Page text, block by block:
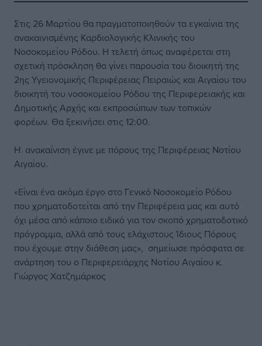
Στις 26 Μαρτίου θα πραγματοποιηθούν τα εγκαίνια της
ανακαινισμένης Καρδιολογικής Κλινικής του
Νοσοκομείου Ρόδου. Η τελετή όπως αναφέρεται στη
σχετική πρόσκληση θα γίνει παρουσία του διοικητή της
2ης Υγειονομικής Περιφέρειας Πειραιώς και Αιγαίου του
διοικητή του νοσοκομείου Ρόδου της Περιφερειακής και
Δημοτικής Αρχής και εκπροσώπων των τοπικών
φορέων. Θα ξεκινήσει στις 12:00.
Η ανακαίνιση έγινε με πόρους της Περιφέρειας Νοτίου
Αιγαίου.
«Είναι ένα ακόμα έργο στο Γενικό Νοσοκομείο Ρόδου
που χρηματοδοτείται από την Περιφέρεια μας και αυτό
όχι μέσα από κάποιο ειδικό για τον σκοπό χρηματοδοτικό
πρόγραμμα, αλλά από τους ελάχιστους Ίδιους Πόρους
που έχουμε στην διάθεση μας», σημείωσε πρόσφατα σε
ανάρτηση του ο Περιφερειάρχης Νοτίου Αιγαίου κ.
Γιώργος Χατζημάρκος